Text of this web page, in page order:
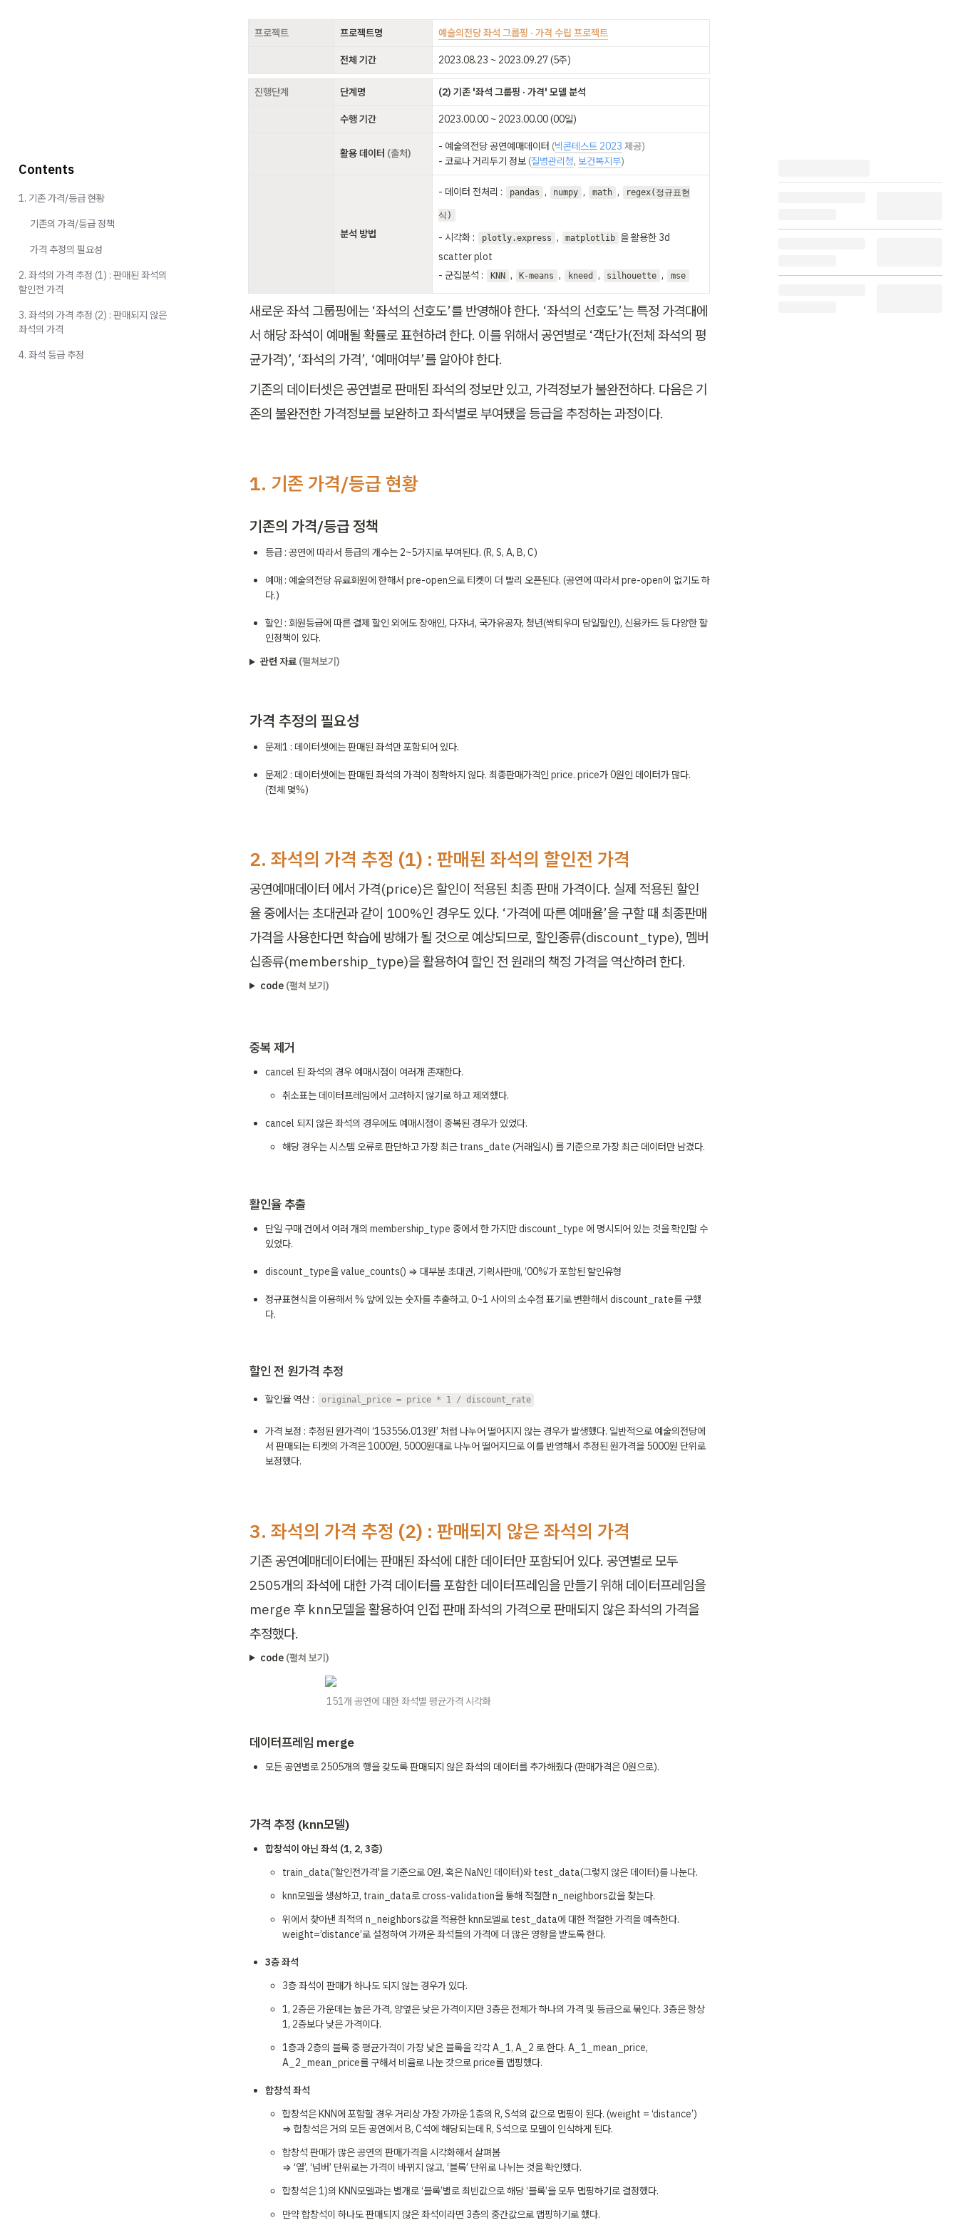
프로젝트 프로젝트명 예술의전당 좌석 그룹핑 · 가격 수립 프로젝트
전체 기간 2023.08.23 ~ 2023.09.27 (5주)
진행단계 단계명 (2) 기존 '좌석 그룹핑 · 가격' 모델 분석
수행 기간 2023.00.00 ~ 2023.00.00 (00일)
활용 데이터 (출처)
- 예술의전당 공연예매데이터 (빅콘테스트 2023
- 코로나 거리두기 정보 (질병관리청, 보건복지부)
분석 방법
- 데이터 전처리 : pandas , numpy , math , regex(정규표현
식)
- 시각화 : plotly.express , matplotlib 을 활용한 3d
scatter plot
- 군집분석 :
KNN , K-means , kneed , silhouette , mse
새로운 좌석 그룹핑에는 ‘좌석의 선호도’를 반영해야 한다. ‘좌석의 선호도’는 특정 가격대에
서 해당 좌석이 예매될 확률로 표현하려 한다. 이를 위해서 공연별로 ‘객단가(전체 좌석의 평
균가격)’, ‘좌석의 가격’, ‘예매여부’를 알아야 한다.
기존의 데이터셋은 공연별로 판매된 좌석의 정보만 있고, 가격정보가 불완전하다. 다음은 기
존의 불완전한 가격정보를 보완하고 좌석별로 부여됐을 등급을 추정하는 과정이다.
1. 기존 가격/등급 현황
기존의 가격/등급 정책
등급 : 공연에 따라서 등급의 개수는 2~5가지로 부여된다. (R, S, A, B, C)
예매 : 예술의전당 유료회원에 한해서 pre-open으로 티켓이 더 빨리 오픈된다. (공연에 따라서 pre-open이 없기도 하
다.)
할인 : 회원등급에 따른 결제 할인 외에도 장애인, 다자녀, 국가유공자, 청년(싹틔우미 당일할인), 신용카드 등 다양한 할
인정책이 있다.
관련 자료 (펼쳐보기)
가격 추정의 필요성
문제1 : 데이터셋에는 판매된 좌석만 포함되어 있다.
문제2 : 데이터셋에는 판매된 좌석의 가격이 정확하지 않다. 최종판매가격인 price. price가 0원인 데이터가 많다.
(전체 몇%)
2. 좌석의 가격 추정 (1) : 판매된 좌석의 할인전 가격
공연예매데이터 에서 가격(price)은 할인이 적용된 최종 판매 가격이다. 실제 적용된 할인
율 중에서는 초대권과 같이 100%인 경우도 있다. ‘가격에 따른 예매율’을 구할 때 최종판매
가격을 사용한다면 학습에 방해가 될 것으로 예상되므로, 할인종류(discount_type), 멤버
십종류(membership_type)을 활용하여 할인 전 원래의 책정 가격을 역산하려 한다.
code (펼쳐 보기)
중복 제거
cancel 된 좌석의 경우 예매시점이 여러개 존재한다.
취소표는 데이터프레임에서 고려하지 않기로 하고 제외했다.
cancel 되지 않은 좌석의 경우에도 예매시점이 중복된 경우가 있었다.
해당 경우는 시스템 오류로 판단하고 가장 최근 trans_date (거래일시) 를 기준으로 가장 최근 데이터만 남겼다.
활인율 추출
단일 구매 건에서 여러 개의 membership_type 중에서 한 가지만 discount_type 에 명시되어 있는 것을 확인할 수
있었다.
discount_type을 value_counts() ⇒ 대부분 초대권, 기획사판매, ‘00%’가 포함된 할인유형
정규표현식을 이용해서 % 앞에 있는 숫자를 추출하고, 0~1 사이의 소수점 표기로 변환해서 discount_rate를 구했
다.
할인 전 원가격 추정
할인율 역산 : original_price = price * 1 / discount_rate
가격 보정 : 추정된 원가격이 ‘153556.013원’ 처럼 나누어 떨어지지 않는 경우가 발생했다. 일반적으로 예술의전당에
서 판매되는 티켓의 가격은 1000원, 5000원대로 나누어 떨어지므로 이를 반영해서 추정된 원가격을 5000원 단위로
보정했다.
3. 좌석의 가격 추정 (2) : 판매되지 않은 좌석의 가격
기존 공연예매데이터에는 판매된 좌석에 대한 데이터만 포함되어 있다. 공연별로 모두
2505개의 좌석에 대한 가격 데이터를 포함한 데이터프레임을 만들기 위해 데이터프레임을
merge 후 knn모델을 활용하여 인접 판매 좌석의 가격으로 판매되지 않은 좌석의 가격을
추정했다.
code (펼쳐 보기)
151개 공연에 대한 좌석별 평균가격 시각화
데이터프레임 merge
모든 공연별로 2505개의 행을 갖도록 판매되지 않은 좌석의 데이터를 추가해줬다 (판매가격은 0원으로).
가격 추정 (knn모델)
합창석이 아닌 좌석 (1, 2, 3층)
train_data(‘할인전가격'을 기준으로 0원, 혹은 NaN인 데이터)와 test_data(그렇지 않은 데이터)를 나눈다.
knn모델을 생성하고, train_data로 cross-validation을 통해 적절한 n_neighbors값을 찾는다.
위에서 찾아낸 최적의 n_neighbors값을 적용한 knn모델로 test_data에 대한 적절한 가격을 예측한다.
weight=’distance’로 설정하여 가까운 좌석들의 가격에 더 많은 영향을 받도록 한다.
3층 좌석
3층 좌석이 판매가 하나도 되지 않는 경우가 있다.
1, 2층은 가운데는 높은 가격, 양옆은 낮은 가격이지만 3층은 전체가 하나의 가격 및 등급으로 묶인다. 3층은 항상
1, 2층보다 낮은 가격이다.
1층과 2층의 블록 중 평균가격이 가장 낮은 블록을 각각 A_1, A_2 로 한다. A_1_mean_price,
A_2_mean_price를 구해서 비율로 나눈 갓으로 price를 맵핑했다.
합창석 좌석
합창석은 KNN에 포함할 경우 거리상 가장 가까운 1층의 R, S석의 값으로 맵핑이 된다. (weight = ‘distance’)
⇒ 합창석은 거의 모든 공연에서 B, C석에 해당되는데 R, S석으로 모델이 인식하게 된다.
합창석 판매가 많은 공연의 판매가격을 시각화해서 살펴봄
⇒ ‘열’, ‘넘버’ 단위로는 가격이 바뀌지 않고, ‘블록’ 단위로 나뉘는 것을 확인했다.
합창석은 1)의 KNN모델과는 별개로 ‘블록’별로 최빈값으로 해당 ‘블록’을 모두 맵핑하기로 결정했다.
만약 합창석이 하나도 판매되지 않은 좌석이라면 3층의 중간값으로 맵핑하기로 했다.
Contents
1. 기존 가격/등급 현황
기존의 가격/등급 정책
가격 추정의 필요성
2. 좌석의 가격 추정 (1) : 판매된 좌석의
할인전 가격
3. 좌석의 가격 추정 (2) : 판매되지 않은
좌석의 가격
4. 좌석 등급 추정